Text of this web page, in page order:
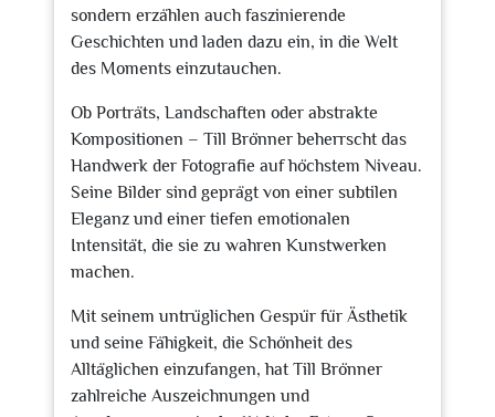
sondern erzählen auch faszinierende
Geschichten und laden dazu ein, in die Welt
des Moments einzutauchen.
Ob Porträts, Landschaften oder abstrakte
Kompositionen – Till Brönner beherrscht das
Handwerk der Fotografie auf höchstem Niveau.
Seine Bilder sind geprägt von einer subtilen
Eleganz und einer tiefen emotionalen
Intensität, die sie zu wahren Kunstwerken
machen.
Mit seinem untrüglichen Gespür für Ästhetik
und seine Fähigkeit, die Schönheit des
Alltäglichen einzufangen, hat Till Brönner
zahlreiche Auszeichnungen und